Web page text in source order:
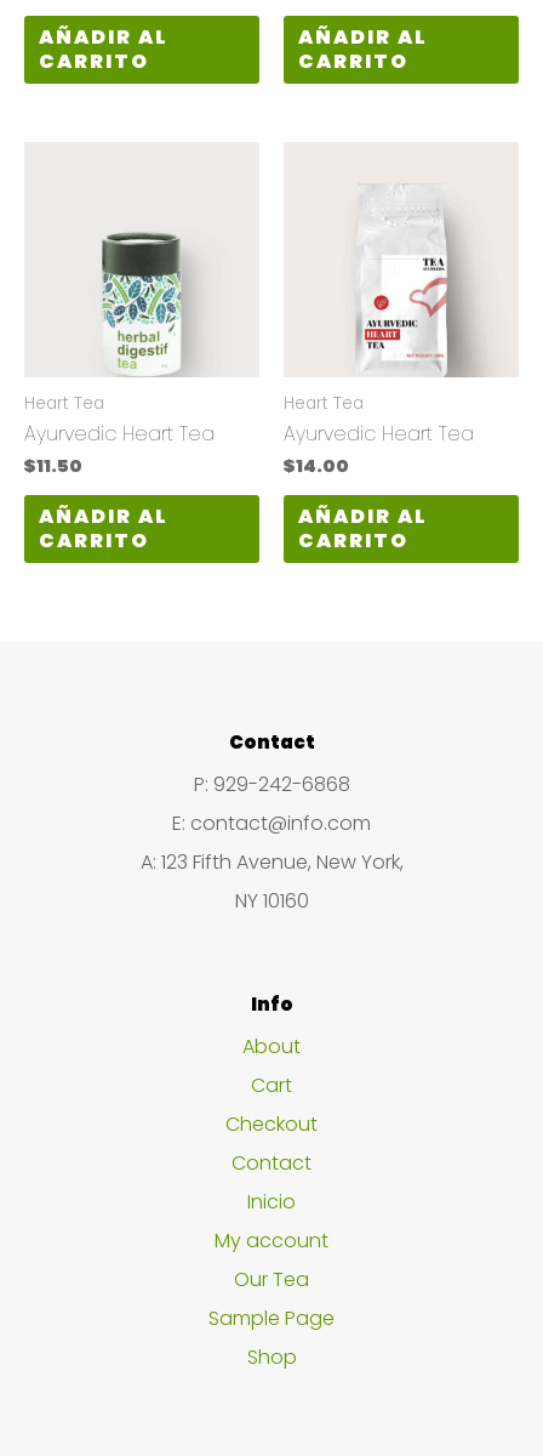
AÑADIR AL
CARRITO
AÑADIR AL
CARRITO
Heart Tea
Ayurvedic Heart Tea
$11.50
AÑADIR AL
CARRITO
Heart Tea
Ayurvedic Heart Tea
$14.00
AÑADIR AL
CARRITO
Contact
P: 929-242-6868
E: contact@info.com
A: 123 Fifth Avenue, New York,
NY 10160
Info
About
Cart
Checkout
Contact
Inicio
My account
Our Tea
Sample Page
Shop